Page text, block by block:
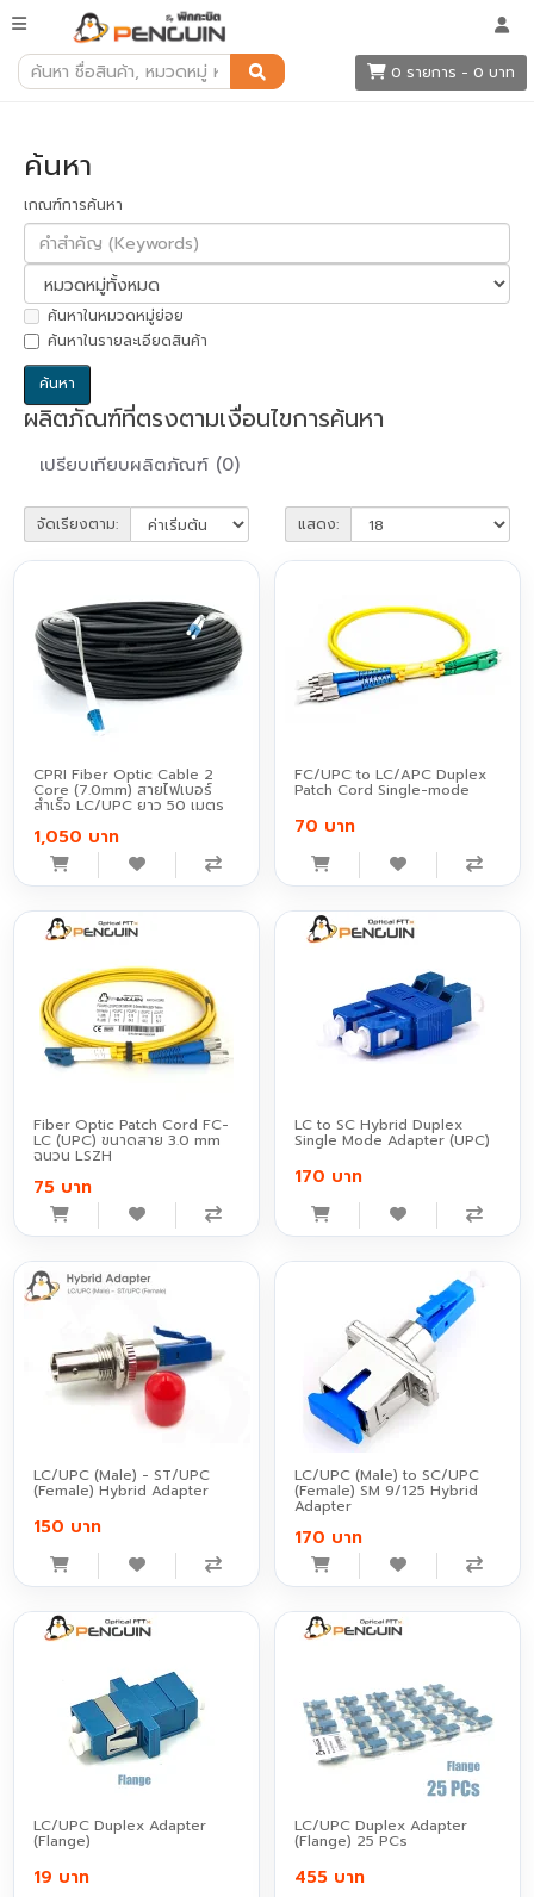
0 รายการ - 0 บาท
ค้นหา
ค้นหา
เกณฑ์การค้นหา
ค้นหาในหมวดหมู่ย่อย
ค้นหาในรายละเอียดสินค้า
ผลิตภัณฑ์ที่ตรงตามเงื่อนไขการค้นหา
เปรียบเทียบผลิตภัณฑ์ (0)
จัดเรียงตาม: แสดง:
CPRI Fiber Optic Cable 2
Core (7.0mm) สายไฟเบอร์
สำเร็จ LC/UPC ยาว 50 เมตร
1,050 บาท
FC/UPC to LC/APC Duplex
Patch Cord Single-mode
70 บาท
Fiber Optic Patch Cord FC-
LC (UPC) ขนาดสาย 3.0 mm
ฉนวน LSZH
75 บาท
LC to SC Hybrid Duplex
Single Mode Adapter (UPC)
170 บาท
LC/UPC (Male) - ST/UPC
(Female) Hybrid Adapter
150 บาท
LC/UPC (Male) to SC/UPC
(Female) SM 9/125 Hybrid
Adapter
170 บาท
LC/UPC Duplex Adapter
(Flange)
19 บาท
LC/UPC Duplex Adapter
(Flange) 25 PCs
455 บาท